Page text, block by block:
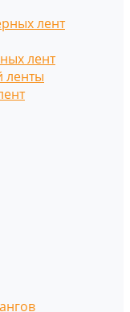
лент
лент
ленты